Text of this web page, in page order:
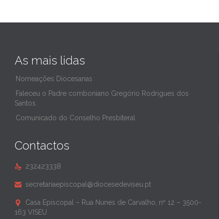
As mais lidas
Nomeações Diocesanas
Faleceu o Padre comboniano Gregório Rodrigues dos
Santos
Comunicado do Conselho Presbiteral
Contactos
 232423338
 secretariaepiscopal@diocesedeviseu.pt

Casa Episcopal – Rua Nunes de Carvalho, nº 12 – 3500-
163 VISEU